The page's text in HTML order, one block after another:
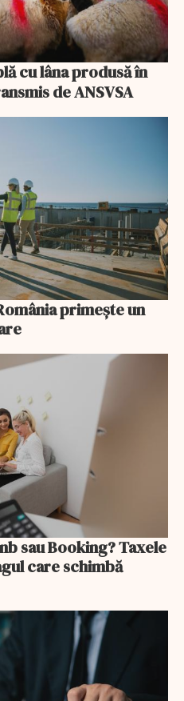
de ANSVSA
primește un
sau Booking? Taxele
care schimbă